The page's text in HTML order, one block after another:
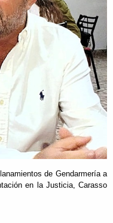
de Gendarmería a
en la Justicia, Carasso